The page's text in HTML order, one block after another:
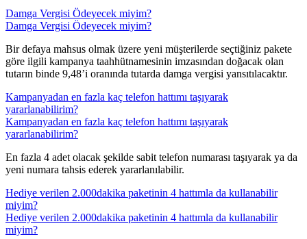
Damga Vergisi Ödeyecek miyim?
Damga Vergisi Ödeyecek miyim?
​Bir defaya mahsus olmak üzere yeni müşterilerde seçtiğiniz pakete
göre ilgili kampanya taahhütnamesinin imzasından doğacak olan
tutarın binde 9,48’i oranında tutarda damga vergisi yansıtılacaktır.​​
Kampanyadan en fazla kaç telefon hattımı taşıyarak
yararlanabilirim?
Kampanyadan en fazla kaç telefon hattımı taşıyarak
yararlanabilirim?
​En fazla 4 adet olacak şekilde sabit telefon numarası taşıyarak ya da
yeni numara tahsis ederek yararlanılabilir.
Hediye verilen 2.000dakika paketinin 4 hattımla da kullanabilir
miyim?
Hediye verilen 2.000dakika paketinin 4 hattımla da kullanabilir
miyim?